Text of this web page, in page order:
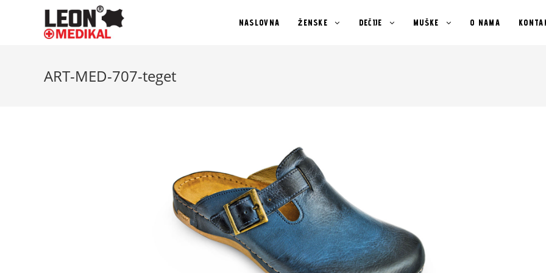
NASLOVNA ŽENSKE DEČIJE MUŠKE O NAMA
ART-MED-707-teget